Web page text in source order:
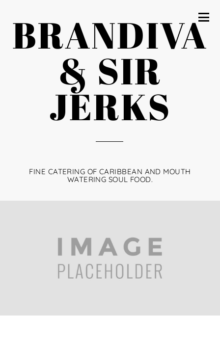
BRANDIVA
& SIR
JERKS
FINE CATERING OF CARIBBEAN AND MOUTH
WATERING SOUL FOOD.